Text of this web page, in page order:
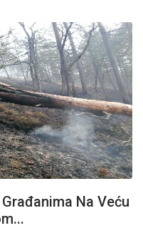
Na Veću